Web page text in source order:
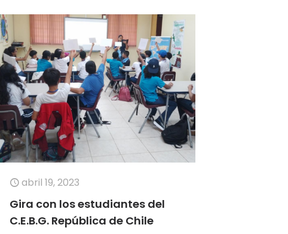
abril 19, 2023
Gira con los estudiantes del
C.E.B.G. República de Chile